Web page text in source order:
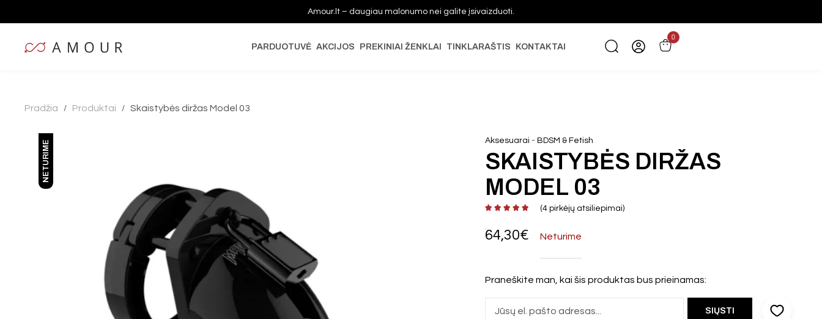
Amour.lt – daugiau malonumo nei galite įsivaizduoti.
PARDUOTUVĖ AKCIJOS PREKINIAI ŽENKLAI TINKLARAŠTIS KONTAKTAI
0
Pradžia / Produktai / Skaistybės diržas Model 03
NETURIME Aksesuarai -BDSM & Fetish
SKAISTYBĖS DIRŽAS
MODEL 03
(4 pirkėjų atsiliepimai)
64,30€ Neturime
Praneškite man, kai šis produktas bus prieinamas: